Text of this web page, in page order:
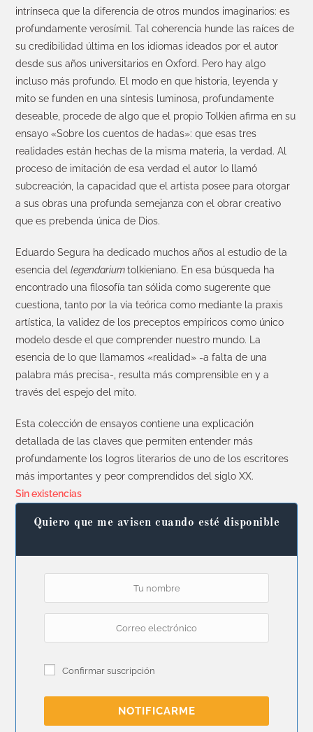
intrínseca que la diferencia de otros mundos imaginarios: es
profundamente verosímil. Tal coherencia hunde las raíces de
su credibilidad última en los idiomas ideados por el autor
desde sus años universitarios en Oxford. Pero hay algo
incluso más profundo. El modo en que historia, leyenda y
mito se funden en una síntesis luminosa, profundamente
deseable, procede de algo que el propio Tolkien afirma en su
ensayo «Sobre los cuentos de hadas»: que esas tres
realidades están hechas de la misma materia, la verdad. Al
proceso de imitación de esa verdad el autor lo llamó
subcreación, la capacidad que el artista posee para otorgar
a sus obras una profunda semejanza con el obrar creativo
que es prebenda única de Dios.
Eduardo Segura ha dedicado muchos años al estudio de la
esencia dellegendariumtolkieniano. En esa búsqueda ha
encontrado una filosofía tan sólida como sugerente que
cuestiona, tanto por la vía teórica como mediante la praxis
artística, la validez de los preceptos empíricos como único
modelo desde el que comprender nuestro mundo. La
esencia de lo que llamamos «realidad» -a falta de una
palabra más precisa-, resulta más comprensible en y a
través del espejo del mito.
Esta colección de ensayos contiene una explicación
detallada de las claves que permiten entender más
profundamente los logros literarios de uno de los escritores
más importantes y peor comprendidos del siglo XX.
Sin existencias
Quiero que me avisen cuando esté disponible
Confirmar suscripción
NOTIFICARME